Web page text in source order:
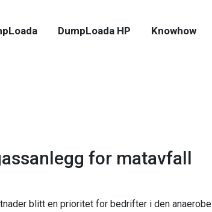
DumpLoada HP Knowhow
for matavfall
blitt en prioritet for bedrifter i den anaerobe